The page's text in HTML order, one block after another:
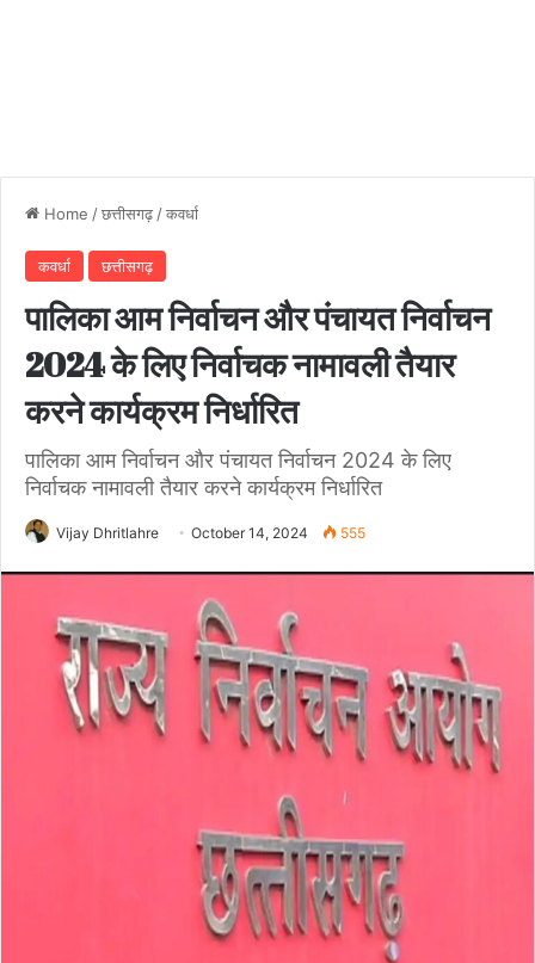
Home /छत्तीसगढ़ /कवर्धा
कवर्धा छत्तीसगढ़
पालिका आम निर्वाचन और पंचायत निर्वाचन
2024 के लिए निर्वाचक नामावली तैयार
करने कार्यक्रम निर्धारित
पालिका आम निर्वाचन और पंचायत निर्वाचन 2024 के लिए
निर्वाचक नामावली तैयार करने कार्यक्रम निर्धारित
Vijay Dhritlahre October 14, 2024 555